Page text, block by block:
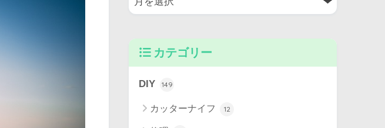
カテゴリー
DIY 149
カッターナイフ 12